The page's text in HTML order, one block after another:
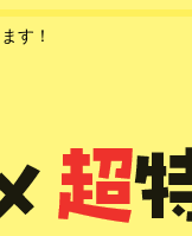
す！